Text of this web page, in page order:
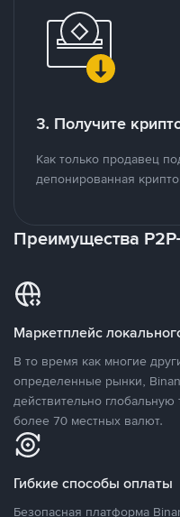
3. Получите
Как только продавец
депонированная
Преимущества
Маркетплейс
В то время как многие
определенные рынки,
действительно
более 70 местных валют.
Гибкие способы оплаты
Безопасная платформа